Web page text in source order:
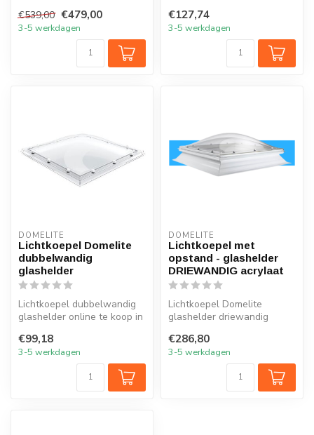
acrylaat INCLUS...
€539,00 €479,00
3-5 werkdagen
€127,74
3-5 werkdagen
DOMELITE
Lichtkoepel Domelite
dubbelwandig
glashelder
Lichtkoepel dubbelwandig
glashelder online te koop in
€99,18
3-5 werkdagen
DOMELITE
Lichtkoepel met
opstand - glashelder
DRIEWANDIG acrylaat
Lichtkoepel Domelite
glashelder driewandig
standaard PVC opst...
€286,80
3-5 werkdagen